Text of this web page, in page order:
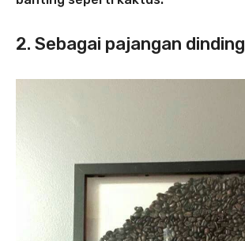
2. Sebagai pajangan dinding